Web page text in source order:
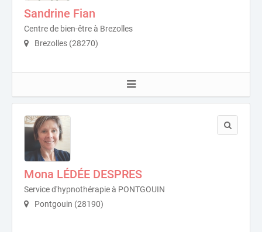
Sandrine Fian
Centre de bien-être à Brezolles
Brezolles (28270)
Mona LÉDÉE DESPRES
Service d'hypnothérapie à PONTGOUIN
Pontgouin (28190)